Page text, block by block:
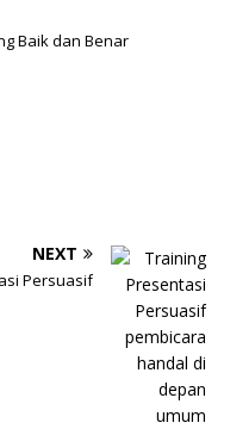
Baik dan Benar
NEXT
Persuasif